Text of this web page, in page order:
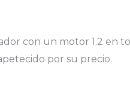
con un motor 1.2 en
por su precio.